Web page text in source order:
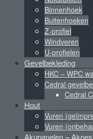
Binnenhoek
Buitenhoeken
Z-profiel
Windveren
U-profielen
Gevelbekleding
HKC – WPC
Cedral
Cedral
Hout
Vuren
Vuren
Akupanelen –